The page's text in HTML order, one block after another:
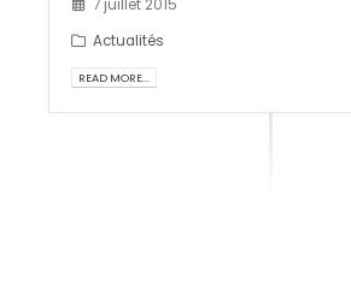
7 juillet 2015
Actualités
READ MORE...